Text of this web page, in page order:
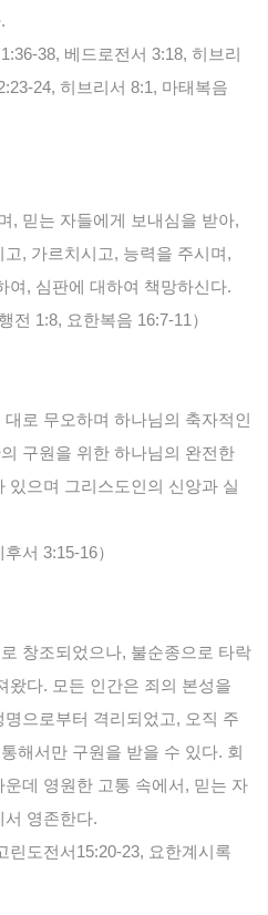
38, 베드로전서 3:18, 히브리
24, 히브리서 8:1, 마태복음
, 믿는 자들에게 보내심을 받아,
, 가르치시고, 능력을 주시며,
여, 심판에 대하여 책망하신다.
전 1:8, 요한복음 16:7-11）
로 무오하며 하나님의 축자적인
구원을 위한 하나님의 완전한
있으며 그리스도인의 신앙과 실
서 3:15-16）
창조되었으나, 불순종으로 타락
왔다. 모든 인간은 죄의 본성을
으로부터 격리되었고, 오직 주
해서만 구원을 받을 수 있다. 회
데 영원한 고통 속에서, 믿는 자
서 영존한다.
린도전서15:20-23, 요한계시록